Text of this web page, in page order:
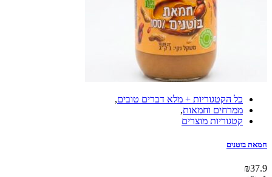
כל הקטגוריות + מלא דברים טובים,
ממרחים וחמאות,
קטגוריות מוצרים
חמאת בוטנים
₪37.9